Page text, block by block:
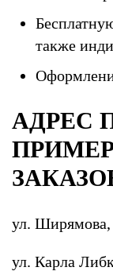
также
АДРЕС
ул. Ширямова,
ул. Карла